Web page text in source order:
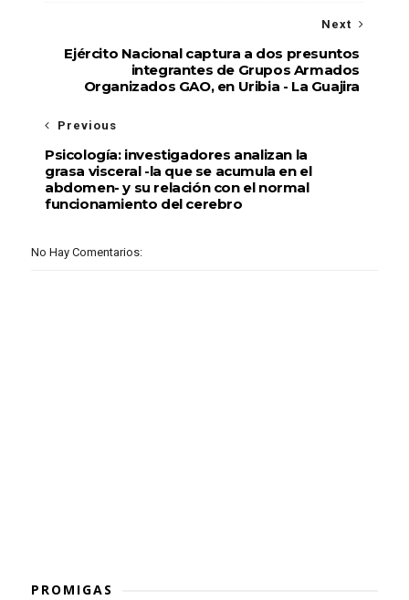
Next
Ejército Nacional captura a dos presuntos
integrantes de Grupos Armados
Organizados GAO, en Uribia - La Guajira
Previous
Psicología: investigadores analizan la
grasa visceral -la que se acumula en el
abdomen- y su relación con el normal
funcionamiento del cerebro
No Hay Comentarios:
PROMIGAS